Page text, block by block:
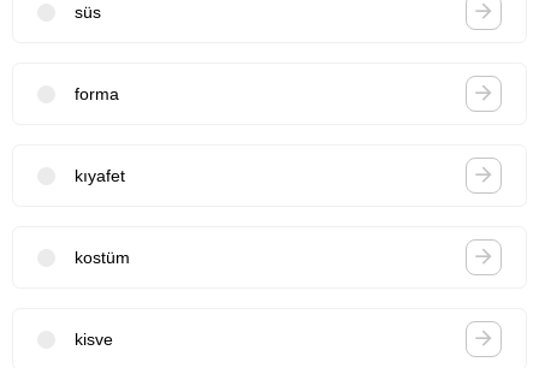
süs
forma
kıyafet
kostüm
kisve